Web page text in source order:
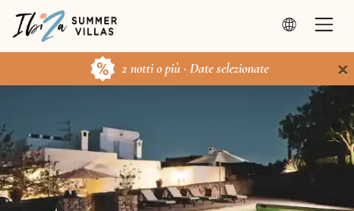
2 notti o più · Date selezionate ×